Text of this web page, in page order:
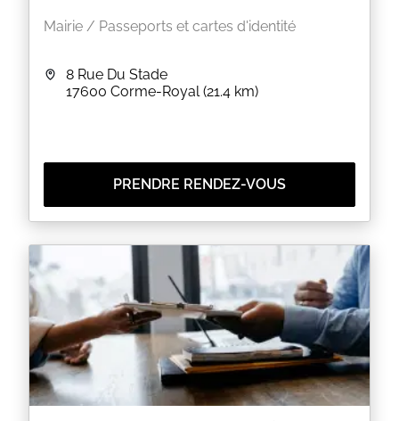
Mairie / Passeports et cartes d'identité
8 Rue Du Stade
17600 Corme-Royal (21.4 km)
PRENDRE RENDEZ-VOUS